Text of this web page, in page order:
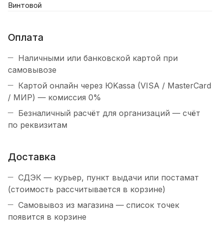
Винтовой
Оплата
Наличными или банковской картой при
самовывозе
Картой онлайн через ЮKassa (VISA / MasterCard
/ МИР) — комиссия 0%
Безналичный расчёт для организаций — счёт
по реквизитам
Доставка
СДЭК — курьер, пункт выдачи или постамат
(стоимость рассчитывается в корзине)
Самовывоз из магазина — список точек
появится в корзине